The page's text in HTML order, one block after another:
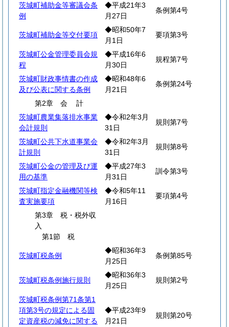
茨城町補助金等審議会条
例
◆平成21年3
月27日
条例第4号
茨城町補助金等交付要項
◆昭和50年7
月1日
要項第3号
茨城町公金管理委員会規
程
◆平成16年6
月30日
規程第7号
茨城町財政事情書の作成
及び公表に関する条例
◆昭和48年6
月21日
条例第24号
第2章 会計
茨城町農業集落排水事業
会計規則
◆令和2年3月
31日
規則第7号
茨城町公共下水道事業会
計規則
◆令和2年3月
31日
規則第8号
茨城町公金の管理及び運
用の基準
◆平成27年3
月31日
訓令第3号
茨城町指定金融機関等検
査実施要項
◆令和5年11
月16日
要項第4号
第3章 税・税外収
入
第1節 税
茨城町税条例
◆昭和36年3
月25日
条例第85号
茨城町税条例施行規則
◆昭和36年3
月25日
規則第2号
茨城町税条例第71条第1
項第3号の規定による固
定資産税の減免に関する
◆平成23年9
月21日
規則第20号